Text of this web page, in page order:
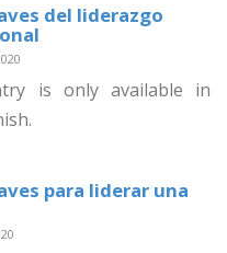
del liderazgo
is only available in
para liderar una